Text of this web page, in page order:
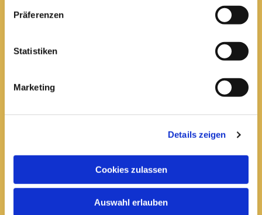
Präferenzen
Statistiken
Marketing
Details zeigen
Cookies zulassen
Auswahl erlauben
Pfarrei St. Elisabeth Arnstadt
Büro Arnstadt
Mittwoch